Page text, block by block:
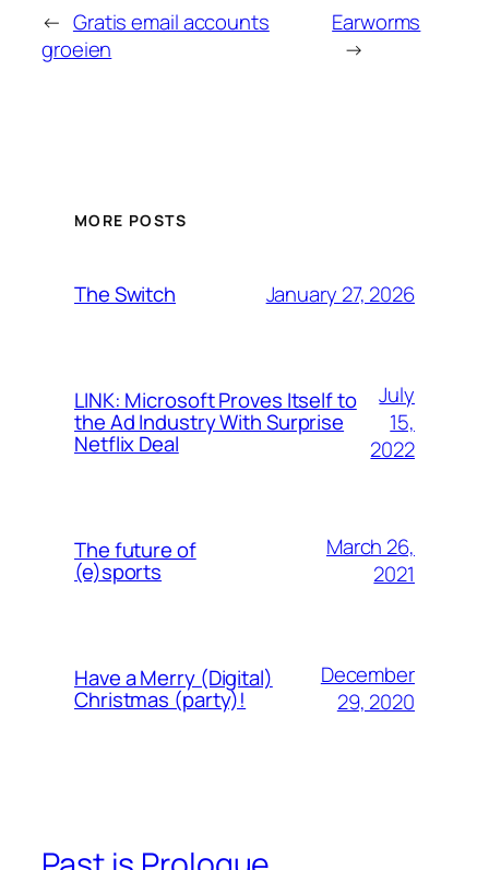
← Gratis email accounts
groeien
Earworms
→
MORE POSTS
The Switch January 27, 2026
LINK: Microsoft Proves Itself to
the Ad Industry With Surprise
Netflix Deal
July
15,
2022
The future of
(e)sports
March 26,
2021
Have a Merry (Digital)
Christmas (party)!
December
29, 2020